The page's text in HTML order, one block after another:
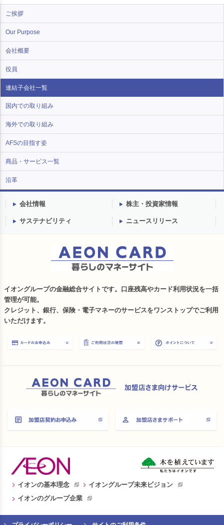
ご挨拶
Our Purpose
会社概要
役員
連結子会社一覧
国内での取り組み
海外での取り組み
AFSの目指す姿
商品・サービス一覧
沿革
会社情報 株主・投資家情報
サステナビリティ ニュースリリース
イオングループの金融総合サイトです。口座残高やカード利用状況を一括
管理が可能。
クレジット、銀行、保険・電子マネーのサービスをワンストップでご利用
いただけます。
イオンの基本理念
イオングループ未来ビジョン
イオンのグループ企業